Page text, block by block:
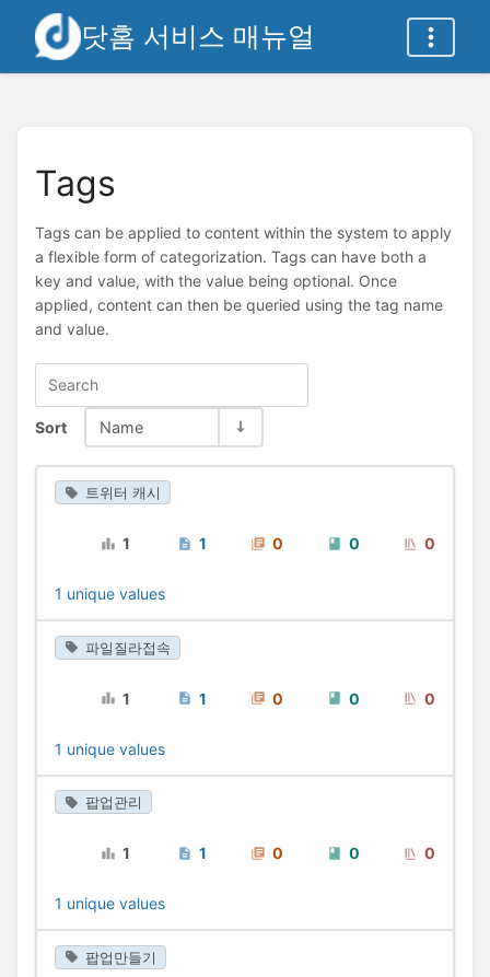
닷홈 서비스 매뉴얼
Tags
Tags can be applied to content within the system to apply
a flexible form of categorization. Tags can have both a
key and value, with the value being optional. Once
applied, content can then be queried using the tag name
and value.
Sort Name
트위터 캐시
1 1 0 0 0
1 unique values
파일질라접속
1 1 0 0 0
1 unique values
팝업관리
1 1 0 0 0
1 unique values
팝업만들기